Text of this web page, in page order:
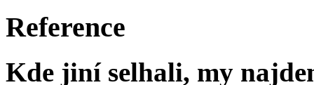
Reference
Kde jiní selhali, my